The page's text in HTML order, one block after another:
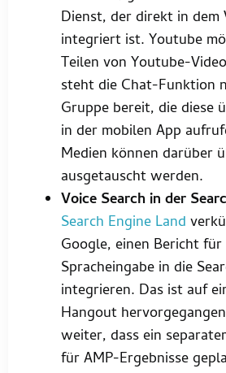
Dienst, der direkt in
integriert ist. Youtube
Teilen von Youtube-
steht die Chat-Funktion
Gruppe bereit, die diese
in der mobilen App
Medien können darüber
ausgetauscht werden.
Voice Search in der
Search Engine Land
Google, einen Bericht für
Spracheingabe in die
integrieren. Das ist auf
Hangout
weiter, dass ein
für AMP-Ergebnisse